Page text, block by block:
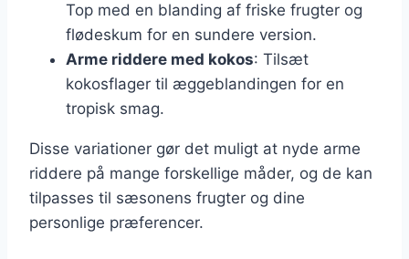
Top med en blanding af friske frugter og
flødeskum for en sundere version.
Arme riddere med kokos: Tilsæt
kokosflager til æggeblandingen for en
tropisk smag.
Disse variationer gør det muligt at nyde arme
riddere på mange forskellige måder, og de kan
tilpasses til sæsonens frugter og dine
personlige præferencer.